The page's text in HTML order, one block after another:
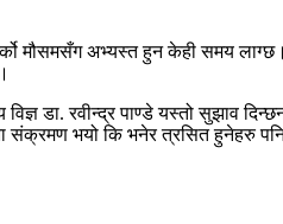
मौसमसँग अभ्यस्त हुन केही समय
डा. रवीन्द्र पाण्डे यस्तो सुझाव
संक्रमण भयो कि भनेर त्रसित हुनेहरु